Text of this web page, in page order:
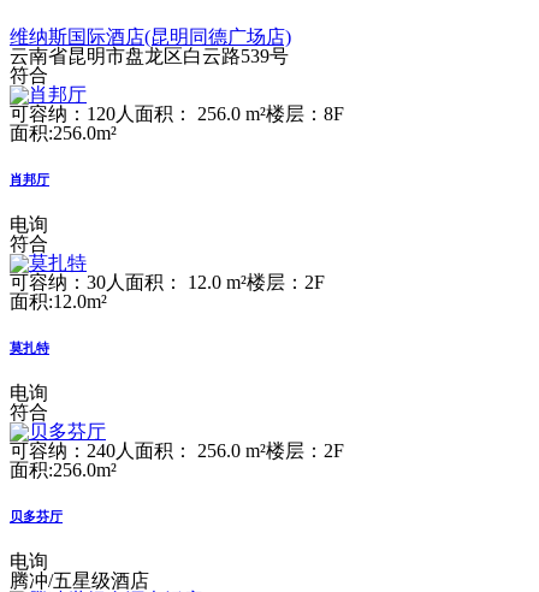
维纳斯国际酒店(昆明同德广场店)
云南省昆明市盘龙区白云路539号
符合
可容纳：120人 面积： 256.0 m²楼层：8F
面积:256.0m²
肖邦厅
电询
符合
可容纳：30人 面积： 12.0 m²楼层：2F
面积:12.0m²
莫扎特
电询
符合
可容纳：240人 面积： 256.0 m²楼层：2F
面积:256.0m²
贝多芬厅
电询
腾冲/五星级酒店